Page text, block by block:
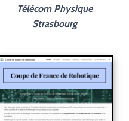
Télécom Physique
Strasbourg